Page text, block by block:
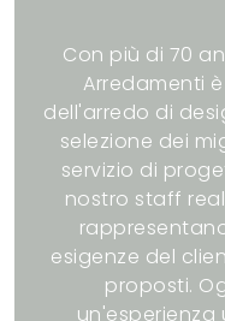
Con più di 70
Arredamenti
dell'arredo di
selezione dei
servizio di
nostro staff
esigenze del
proposti.
un'esperienza